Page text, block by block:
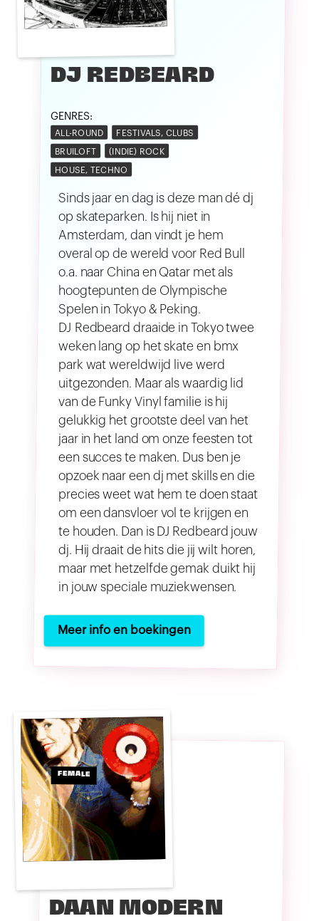
DJ REDBEARD
GENRES:
ALL-ROUND FESTIVALS, CLUBS
BRUILOFT (INDIE) ROCK
HOUSE, TECHNO
Sinds jaar en dag is deze man dé dj
op skateparken. Is hij niet in
Amsterdam, dan vindt je hem
overal op de wereld voor Red Bull
o.a. naar China en Qatar met als
hoogtepunten de Olympische
Spelen in Tokyo & Peking.
DJ Redbeard draaide in Tokyo twee
weken lang op het skate en bmx
park wat wereldwijd live werd
uitgezonden. Maar als waardig lid
van de Funky Vinyl familie is hij
gelukkig het grootste deel van het
jaar in het land om onze feesten tot
een succes te maken. Dus ben je
opzoek naar een dj met skills en die
precies weet wat hem te doen staat
om een dansvloer vol te krijgen en
te houden. Dan is DJ Redbeard jouw
dj. Hij draait de hits die jij wilt horen,
maar met hetzelfde gemak duikt hij
in jouw speciale muziekwensen.
Meer info en boekingen
DAAN MODERN
FEMALE